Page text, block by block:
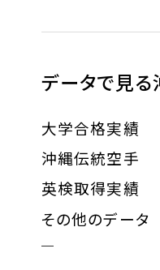
データで見る
大学合格実績
沖縄伝統空手
英検取得実績
その他のデータ